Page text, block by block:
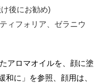
後にお勧め)
ィフォリア、ゼラニウ
アロマオイルを、顔に塗
和に」を参照、顔用は、